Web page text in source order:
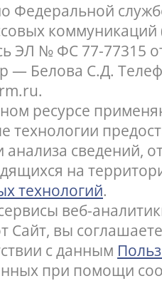
Федеральной
коммуникаций
ЭЛ № ФС 77-77315
— Белова С.Д.
ресурсе
технологии
анализа сведений,
на
технологий.
веб-
Сайт, вы
с данным
при помощи